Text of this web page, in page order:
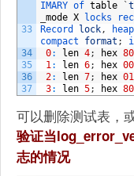
33
34
35
36
37
IMARY of table `
mode X locks rec
Record
lock, heap
compact format ;
0: len 4; hex
1: len 6; hex
2: len 7; hex
3: len 5; hex
可以删除测试表，
验证当
志的情况